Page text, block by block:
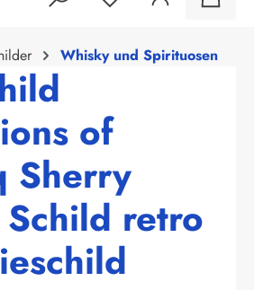
Whisky und Spirituosen
of
Sherry
retro